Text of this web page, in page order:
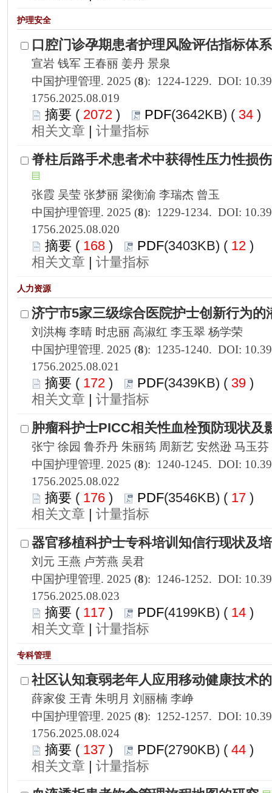
1756.2025.08.019
2072 ) 34 )
|
1756.2025.08.020
168 ) 12 )
|
1756.2025.08.021
172 ) 39 )
|
1756.2025.08.022
176 ) 17 )
|
1756.2025.08.023
117 ) 14 )
|
1756.2025.08.024
137 ) 44 )
|